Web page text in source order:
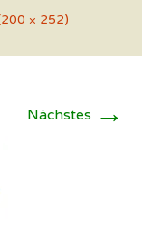
× 252)
Nächstes →